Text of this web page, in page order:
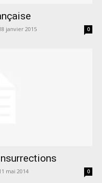
janvier 2015 0
mai 2014 0